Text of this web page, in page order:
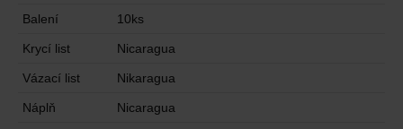
Balení 10ks
Krycí list Nicaragua
Vázací list Nikaragua
Náplň Nicaragua